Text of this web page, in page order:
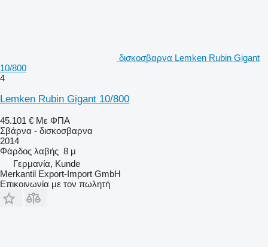
δισκοσβαρνα Lemken Rubin Gigant
10/800
4
Lemken Rubin Gigant 10/800
45.101 € Με ΦΠΑ
Σβάρνα - δισκοσβαρνα
2014
Φάρδος λαβής 8 μ
Γερμανία, Kunde
Merkantil Export-Import GmbH
Επικοινωνία με τον πωλητή